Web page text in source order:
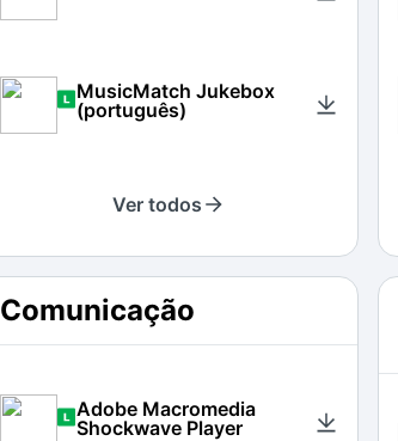
MusicMatch Jukebox
(português)
Ver todos
Comunicação
Adobe Macromedia
Shockwave Player